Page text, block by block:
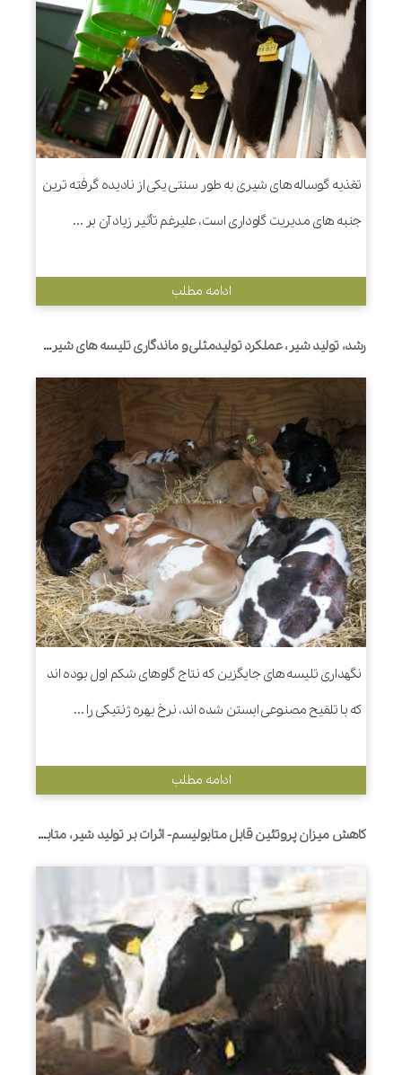
تغذیه گوساله های شیری به طور سنتی یکی از نادیده گرفته ترین
جنبه های مدیریت گاوداری است، علیرغم تأثیر زیاد آن بر ...
ادامه مطلب
رشد، تولید شیر، عملکرد تولیدمثلی و ماندگاری تلیسه های شیری متولد شده از مادرهای 2 ساله یا مادرهای با سنین متفاوت
نگهداری تلیسه های جایگزین که نتاج گاوهای شکم اول بوده اند
که با تلقیح مصنوعی ابستن شده اند، نرخ بهره ژنتیکی را ...
ادامه مطلب
کاهش میزان پروتئین قابل متابولیسم- اثرات بر تولید شیر، متابولیت های خون و سلامت در گاوهای شیری اوایل شیردهی